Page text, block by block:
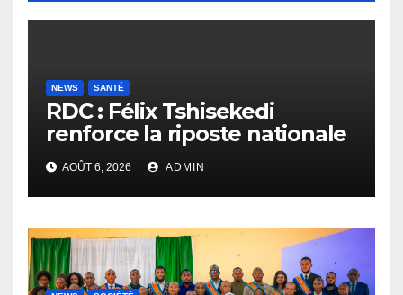
NEWS SANTÉ
RDC : Félix Tshisekedi
renforce la riposte nationale
contre l’épidémie d’Ebola
AOÛT 6, 2026 ADMIN